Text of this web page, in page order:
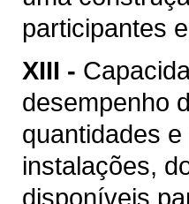
participantes
XIII -
desempenho
quantidades
instalações,
disponíveis